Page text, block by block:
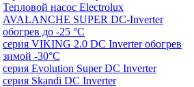
Тепловой насос Electrolux
AVALANCHE SUPER DC-Inverter
обогрев до -25 °С
серия VIKING 2.0 DC Inverter обогрев
зимой -30°С
серия Evolution Super DC Inverter
серия Skandi DC Inverter